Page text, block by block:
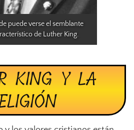
puede verse el semblante
de Luther King.
KING Y LA